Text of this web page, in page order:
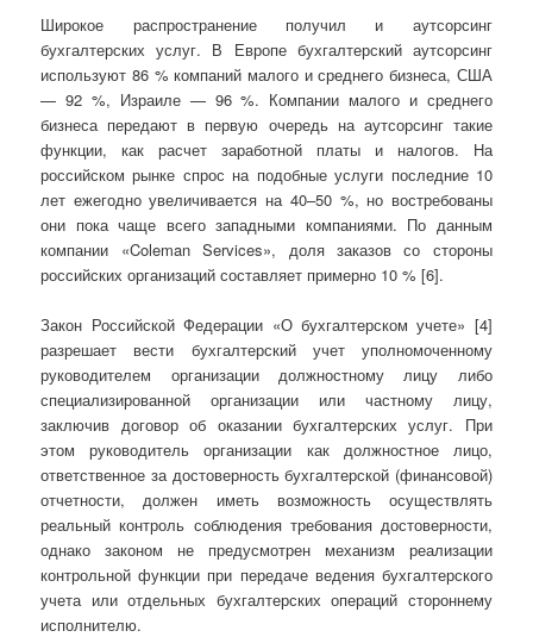
Широкое распространение получил и аутсорсинг
бухгалтерских услуг. В Европе бухгалтерский аутсорсинг
используют 86 % компаний малого и среднего бизнеса, США
— 92 %, Израиле — 96 %. Компании малого и среднего
бизнеса передают в первую очередь на аутсорсинг такие
функции, как расчет заработной платы и налогов. На
российском рынке спрос на подобные услуги последние 10
лет ежегодно увеличивается на 40–50 %, но востребованы
они пока чаще всего западными компаниями. По данным
компании «Coleman Services», доля заказов со стороны
российских организаций составляет примерно 10 % [6].
Закон Российской Федерации «О бухгалтерском учете» [4]
разрешает вести бухгалтерский учет уполномоченному
руководителем организации должностному лицу либо
специализированной организации или частному лицу,
заключив договор об оказании бухгалтерских услуг. При
этом руководитель организации как должностное лицо,
ответственное за достоверность бухгалтерской (финансовой)
отчетности, должен иметь возможность осуществлять
реальный контроль соблюдения требования достоверности,
однако законом не предусмотрен механизм реализации
контрольной функции при передаче ведения бухгалтерского
учета или отдельных бухгалтерских операций стороннему
исполнителю.